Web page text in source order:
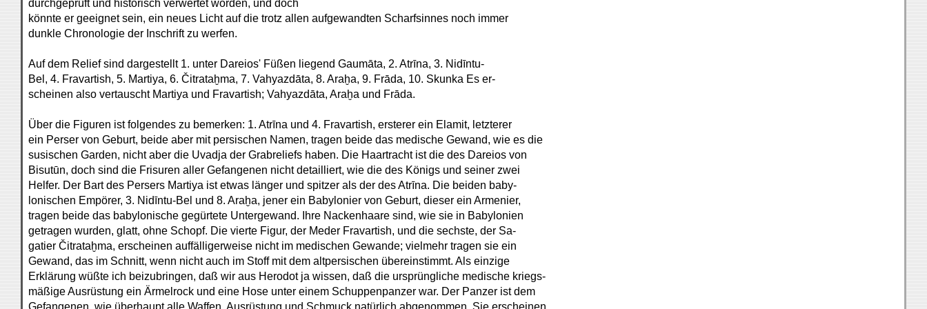
durchgeprüft und historisch verwertet worden, und doch
könnte er geeignet sein, ein neues Licht auf die trotz allen aufgewandten Scharfsinnes noch immer
dunkle Chronologie der Inschrift zu werfen.
Auf dem Relief sind dargestellt 1. unter Dareios' Füßen liegend Gaumāta, 2. Atrīna, 3. Nidīntu-
Bel, 4. Fravartish, 5. Martiya, 6. Čitrataḫma, 7. Vahyazdāta, 8. Araḫa, 9. Frāda, 10. Skunka Es er-
scheinen also vertauscht Martiya und Fravartish; Vahyazdāta, Araḫa und Frāda.
Über die Figuren ist folgendes zu bemerken: 1. Atrīna und 4. Fravartish, ersterer ein Elamit, letzterer
ein Perser von Geburt, beide aber mit persischen Namen, tragen beide das medische Gewand, wie es die
susischen Garden, nicht aber die Uvadja der Grabreliefs haben. Die Haartracht ist die des Dareios von
Bisutūn, doch sind die Frisuren aller Gefangenen nicht detailliert, wie die des Königs und seiner zwei
Helfer. Der Bart des Persers Martiya ist etwas länger und spitzer als der des Atrīna. Die beiden baby-
lonischen Empörer, 3. Nidīntu-Bel und 8. Araḫa, jener ein Babylonier von Geburt, dieser ein Armenier,
tragen beide das babylonische gegürtete Untergewand. Ihre Nackenhaare sind, wie sie in Babylonien
getragen wurden, glatt, ohne Schopf. Die vierte Figur, der Meder Fravartish, und die sechste, der Sa-
gatier Čitrataḫma, erscheinen auffälligerweise nicht im medischen Gewande; vielmehr tragen sie ein
Gewand, das im Schnitt, wenn nicht auch im Stoff mit dem altpersischen übereinstimmt. Als einzige
Erklärung wüßte ich beizubringen, daß wir aus Herodot ja wissen, daß die ursprüngliche medische kriegs-
mäßige Ausrüstung ein Ärmelrock und eine Hose unter einem Schuppenpanzer war. Der Panzer ist dem
Gefangenen, wie überhaupt alle Waffen, Ausrüstung und Schmuck natürlich abgenommen. Sie erscheinen